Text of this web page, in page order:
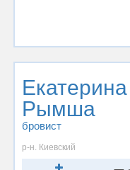
Екатерина
Рымша
бровист
р-н. Киевский